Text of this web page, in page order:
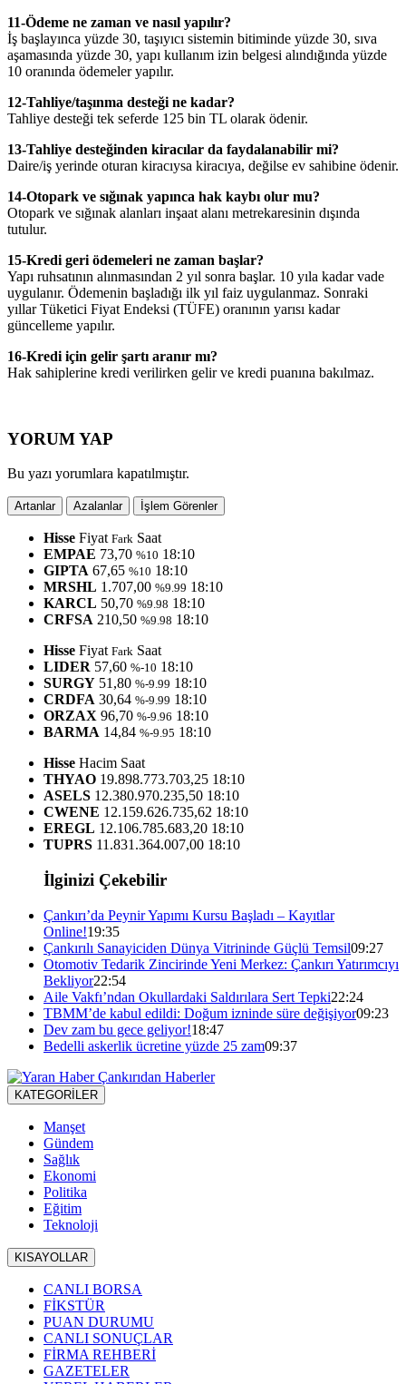
11-Ödeme ne zaman ve nasıl yapılır?
İş başlayınca yüzde 30, taşıyıcı sistemin bitiminde yüzde 30, sıva
aşamasında yüzde 30, yapı kullanım izin belgesi alındığında yüzde
10 oranında ödemeler yapılır.
12-Tahliye/taşınma desteği ne kadar?
Tahliye desteği tek seferde 125 bin TL olarak ödenir.
13-Tahliye desteğinden kiracılar da faydalanabilir mi?
Daire/iş yerinde oturan kiracıysa kiracıya, değilse ev sahibine ödenir.
14-Otopark ve sığınak yapınca hak kaybı olur mu?
Otopark ve sığınak alanları inşaat alanı metrekaresinin dışında
tutulur.
15-Kredi geri ödemeleri ne zaman başlar?
Yapı ruhsatının alınmasından 2 yıl sonra başlar. 10 yıla kadar vade
uygulanır. Ödemenin başladığı ilk yıl faiz uygulanmaz. Sonraki
yıllar Tüketici Fiyat Endeksi (TÜFE) oranının yarısı kadar
güncelleme yapılır.
16-Kredi için gelir şartı aranır mı?
Hak sahiplerine kredi verilirken gelir ve kredi puanına bakılmaz.
YORUM YAP
Bu yazı yorumlara kapatılmıştır.
Artanlar Azalanlar İşlem Görenler
Hisse Fiyat Fark Saat
EMPAE 73,70 %10 18:10
GIPTA 67,65 %10 18:10
MRSHL 1.707,00 %9.99 18:10
KARCL 50,70 %9.98 18:10
CRFSA 210,50 %9.98 18:10
Hisse Fiyat Fark Saat
LIDER 57,60 %-10 18:10
SURGY 51,80 %-9.99 18:10
CRDFA 30,64 %-9.99 18:10
ORZAX 96,70 %-9.96 18:10
BARMA 14,84 %-9.95 18:10
Hisse Hacim Saat
THYAO 19.898.773.703,25 18:10
ASELS 12.380.970.235,50 18:10
CWENE 12.159.626.735,62 18:10
EREGL 12.106.785.683,20 18:10
TUPRS 11.831.364.007,00 18:10
İlginizi Çekebilir
Çankırı’da Peynir Yapımı Kursu Başladı – Kayıtlar
Online!19:35
Çankırılı Sanayiciden Dünya Vitrininde Güçlü Temsil09:27
Otomotiv Tedarik Zincirinde Yeni Merkez: Çankırı Yatırımcıyı
Bekliyor22:54
Aile Vakfı’ndan Okullardaki Saldırılara Sert Tepki22:24
TBMM’de kabul edildi: Doğum izninde süre değişiyor09:23
Dev zam bu gece geliyor!18:47
Bedelli askerlik ücretine yüzde 25 zam09:37
KATEGORİLER
Manşet
Gündem
Sağlık
Ekonomi
Politika
Eğitim
Teknoloji
KISAYOLLAR
CANLI BORSA
FİKSTÜR
PUAN DURUMU
CANLI SONUÇLAR
FİRMA REHBERİ
GAZETELER